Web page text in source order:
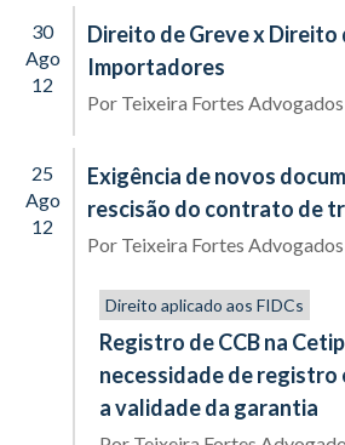
30
Ago
12
Direito de Greve x Direito
Importadores
Por Teixeira Fortes
25
Ago
12
Exigência de novos
rescisão do contrato de
Por Teixeira Fortes
Direito aplicado aos FIDCs
Registro de CCB na
necessidade de registro
a validade da garantia